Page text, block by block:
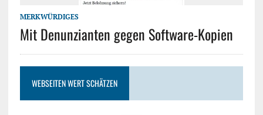
MERKWÜRDIGES
Mit Denunzianten gegen Software-Kopien
WEBSEITEN WERT SCHÄTZEN